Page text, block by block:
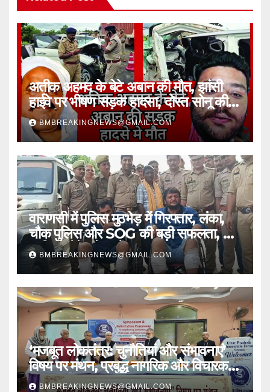
अतीक अहमद के बेटे अबान की मौत, झांसी
हाईवे पर भीषण सड़क हादसा, दोस्त सोनू की
भी गई जान
BMBREAKINGNEWS@GMAIL.COM
वाराणसी में पुलिस मुठभेड़ में गिरफ्तार, लंका,
चौक पुलिस और SOG की बड़ी सफलता, 2
शातिर लुटेरे चढ़े हत्थे
BMBREAKINGNEWS@GMAIL.COM
‘मजबूत लोकतंत्र: चुनौतियां और संभावनाएं’
विषय पर मंथन, प्रबुद्ध नागरिक और विचारक
हुए सम्मानित
BMBREAKINGNEWS@GMAIL.COM